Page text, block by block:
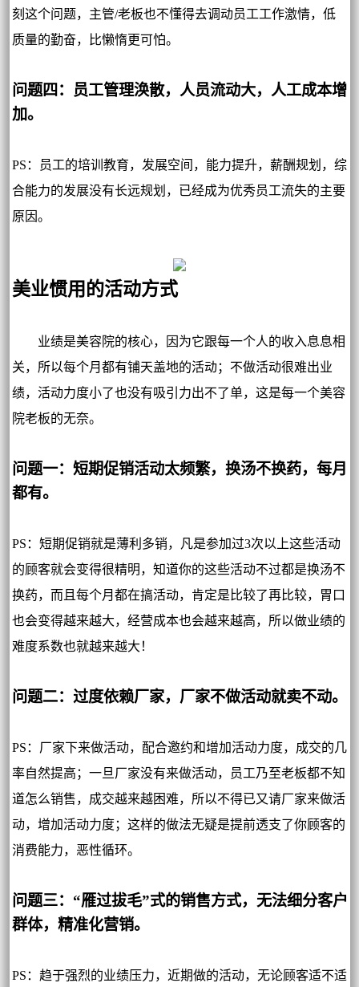
刻这个问题，主管/老板也不懂得去调动员工工作激情，低
质量的勤奋，比懒惰更可怕。
问题四：员工管理涣散，人员流动大，人工成本增
加。
PS：员工的培训教育，发展空间，能力提升，薪酬规划，综
合能力的发展没有长远规划，已经成为优秀员工流失的主要
原因。
美业惯用的活动方式
业绩是美容院的核心，因为它跟每一个人的收入息息相
关，所以每个月都有铺天盖地的活动；不做活动很难出业
绩，活动力度小了也没有吸引力出不了单，这是每一个美容
院老板的无奈。
问题一：短期促销活动太频繁，换汤不换药，每月
都有。
PS：短期促销就是薄利多销，凡是参加过3次以上这些活动
的顾客就会变得很精明，知道你的这些活动不过都是换汤不
换药，而且每个月都在搞活动，肯定是比较了再比较，胃口
也会变得越来越大，经营成本也会越来越高，所以做业绩的
难度系数也就越来越大！
问题二：过度依赖厂家，厂家不做活动就卖不动。
PS：厂家下来做活动，配合邀约和增加活动力度，成交的几
率自然提高；一旦厂家没有来做活动，员工乃至老板都不知
道怎么销售，成交越来越困难，所以不得已又请厂家来做活
动，增加活动力度；这样的做法无疑是提前透支了你顾客的
消费能力，恶性循环。
问题三：“雁过拔毛”式的销售方式，无法细分客户
群体，精准化营销。
PS：趋于强烈的业绩压力，近期做的活动，无论顾客适不适